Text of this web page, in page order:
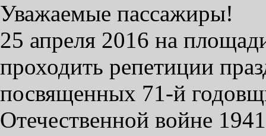
Уважаемые пассажиры!
25 апреля 2016 на
проходить репетиции
посвященных 71-й
Отечественной войне